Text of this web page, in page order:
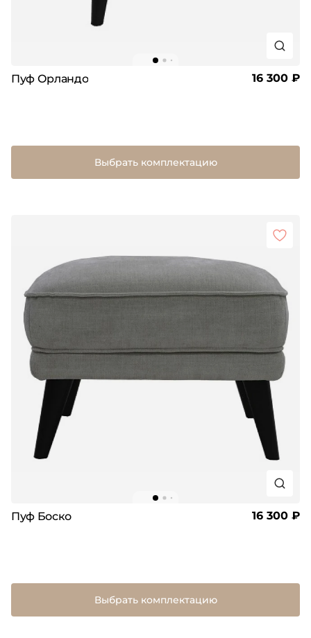
Пуф Орландо 16 300 ₽
Выбрать комплектацию
Пуф Боско 16 300 ₽
Выбрать комплектацию